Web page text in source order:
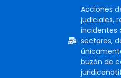
Acciones
judiciales,
incidentes
sectores,
buzón de